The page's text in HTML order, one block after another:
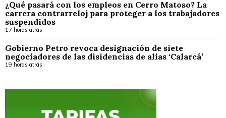
¿Qué pasará con los empleos en Cerro Matoso? La
carrera contrarreloj para proteger a los trabajadores
suspendidos
17 horas atrás
Gobierno Petro revoca designación de siete
negociadores de las disidencias de alias ‘Calarcá’
19 horas atrás